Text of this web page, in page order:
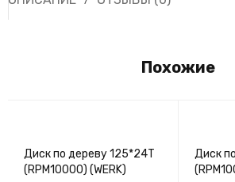
Похожие
Диск по дереву 125*24T
(RPM10000) (WERK)
Диск